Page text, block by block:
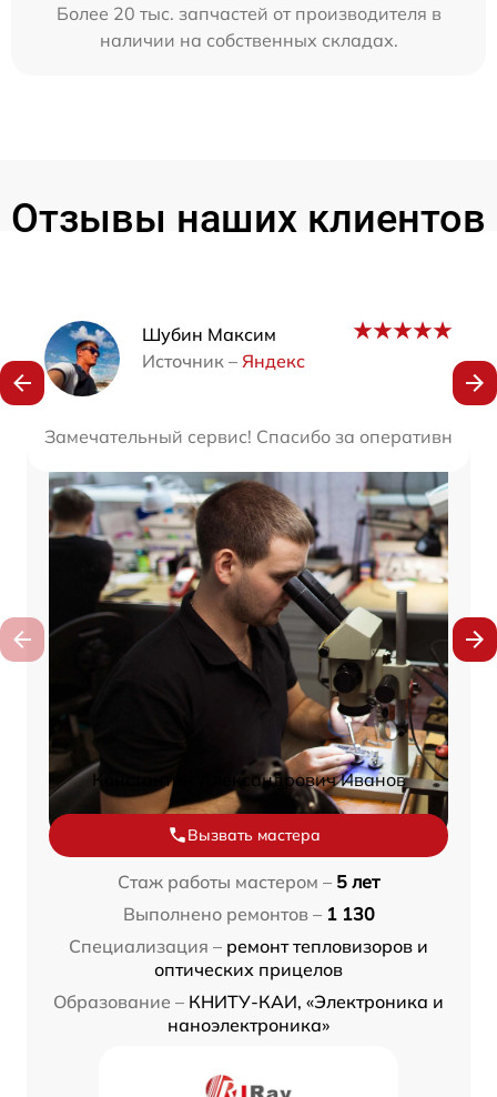
Более 20 тыс. запчастей от производителя в
наличии на собственных складах.
Отзывы наших клиентов
Шубин Максим
Источник – Яндекс
Замечательный сервис! Спасибо за
Наши мастера
Константин Александрович Иванов
Вызвать мастера
Стаж работы мастером – 5 лет
Выполнено ремонтов – 1 130
Специализация – ремонт тепловизоров и
оптических прицелов
Образование – КНИТУ-КАИ, «Электроника и
наноэлектроника»